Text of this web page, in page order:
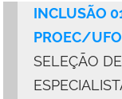
INCLUSÃO
PROEC/
SELEÇÃO